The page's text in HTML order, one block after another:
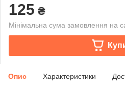
125 ₴
Мінімальна сума замовлення на
Опис Характеристики